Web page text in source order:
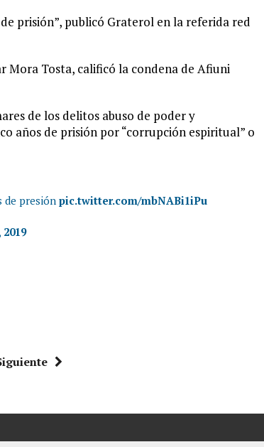
prisión”, publicó Graterol en la referida red
Mora Tosta, calificó la condena de Afiuni
de los delitos abuso de poder y
años de prisión por “corrupción espiritual” o
de presión pic.twitter.com/mbNABi1iPu